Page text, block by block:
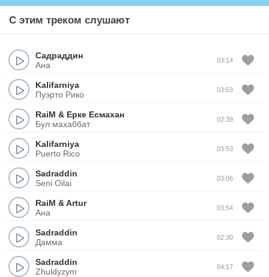
С этим треком слушают
Садраддин
Ана
03:14
Kalifarniya
Пуэрто Рико
03:53
RaiM & Ерке Есмахан
Бул махаббат
02:39
Kalifarniya
Puerto Rico
03:53
Sadraddin
Seni Oilai
03:06
RaiM &Artur
Ана
03:54
Sadraddin
Дамма
02:30
Sadraddin
Zhuldyzym
04:17